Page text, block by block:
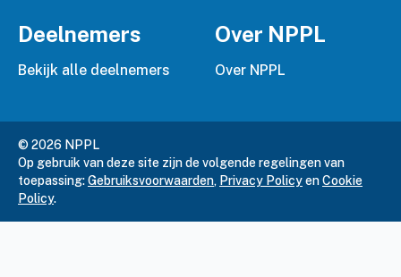
Deelnemers
Bekijk alle deelnemers
Over NPPL
Over NPPL
© 2026 NPPL
Op gebruik van deze site zijn de volgende regelingen van
toepassing:Gebruiksvoorwaarden, Privacy PolicyenCookie
Policy.